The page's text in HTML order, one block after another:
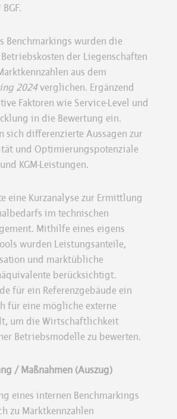
Benchmarkings wurden die
der Liegenschaften
aus dem
2024verglichen. Ergänzend
Faktoren wie Service-Level und
in die Bewertung ein.
sich differenzierte Aussagen zur
und Optimierungspotenziale
KGM-Leistungen.
eine Kurzanalyse zur Ermittlung
im technischen
Mithilfe eines eigens
wurden Leistungsanteile,
und marktübliche
berücksichtigt.
für ein Referenzgebäude ein
für eine mögliche externe
um die Wirtschaftlichkeit
Betriebsmodelle zu bewerten.
/ Maßnahmen (Auszug)
eines internen Benchmarkings
zu Marktkennzahlen